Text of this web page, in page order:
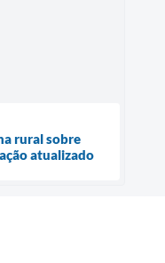
rural sobre
atualizado